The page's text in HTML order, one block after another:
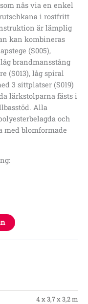
nås via en enkel
i rostfritt
är lämplig
kan kombineras
(S005),
låg brandmansstång
(S013), låg spiral
3 sittplatser (S019)
lärkstolparna fästs i
Alla
och
med blomformade
4 x 3,7 x 3,2 m